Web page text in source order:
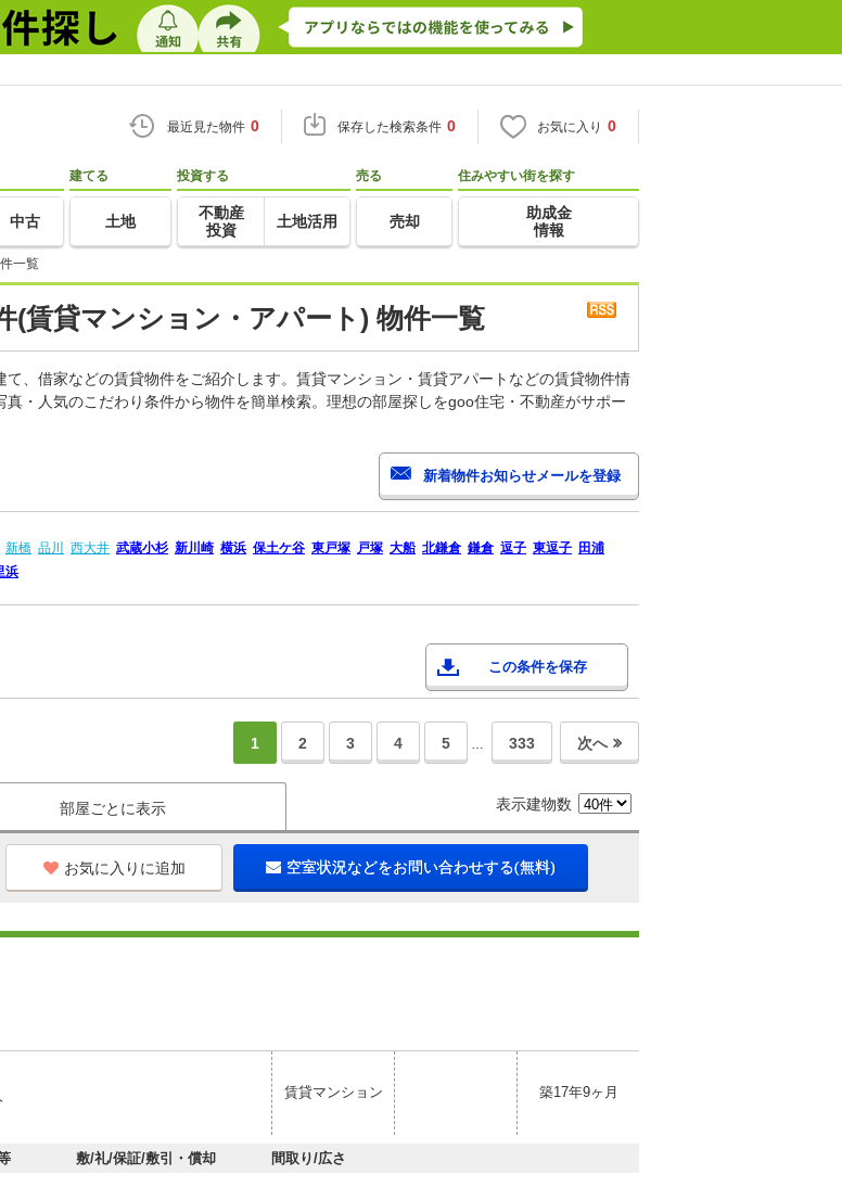
最近見た物件 0 保存した検索条件 0 お気に入り 0
中古
建てる
土地
投資する
不動産
投資
土地活用
売る
売却
住みやすい街を探す
助成金
情報
一覧
(賃貸マンション・アパート) 物件一覧
、借家などの賃貸物件をご紹介します。賃貸マンション・賃貸アパートなどの賃貸物件情
・人気のこだわり条件から物件を簡単検索。理想の部屋探しをgoo住宅・不動産がサポー
新橋 品川 西大井 武蔵小杉 新川崎 横浜 保土ケ谷 東戸塚 戸塚 大船 北鎌倉 鎌倉 逗子 東逗子 田浦
浜
この条件を保存
1 2 3 4 5 … 333 次へ
部屋ごとに表示 表示建物数
お気に入りに追加 空室状況などをお問い合わせする(無料)
賃貸マンション 築17年9ヶ月
敷/礼/保証/敷引・償却 間取り/広さ